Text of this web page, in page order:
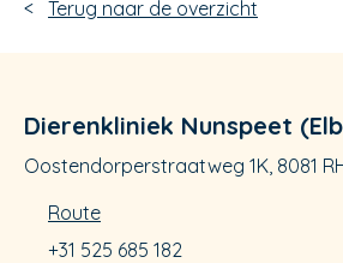
Terug naar de overzicht
Dierenkliniek Nunspeet
Oostendorperstraatweg 1K, 8081
Route
+31 525 685 182